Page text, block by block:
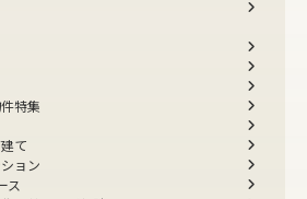
特集
て
ョン
ス